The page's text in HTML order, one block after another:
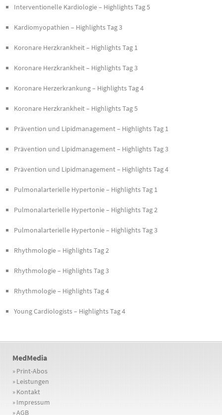
Interventionelle Kardiologie – Highlights Tag 5
Kardiomyopathien – Highlights Tag 3
Koronare Herzkrankheit – Highlights Tag 1
Koronare Herzkrankheit – Highlights Tag 3
Koronare Herzerkrankung – Highlights Tag 4
Koronare Herzkrankheit – Highlights Tag 5
Prävention und Lipidmanagement – Highlights Tag 1
Prävention und Lipidmanagement – Highlights Tag 3
Prävention und Lipidmanagement – Highlights Tag 4
Pulmonalarterielle Hypertonie – Highlights Tag 1
Pulmonalarterielle Hypertonie – Highlights Tag 2
Pulmonalarterielle Hypertonie – Highlights Tag 3
Rhythmologie – Highlights Tag 2
Rhythmologie – Highlights Tag 3
Rhythmologie – Highlights Tag 4
Young Cardiologists – Highlights Tag 4
MedMedia
»Print-Abos
»Leistungen
»Kontakt
»Impressum
»AGB